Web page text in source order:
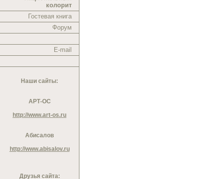
колорит
Гостевая книга
Форум
E-mail
Наши сайты:
АРТ-ОС
http://www.art-os.ru
Абисалов
http://www.abisalov.ru
Друзья сайта: